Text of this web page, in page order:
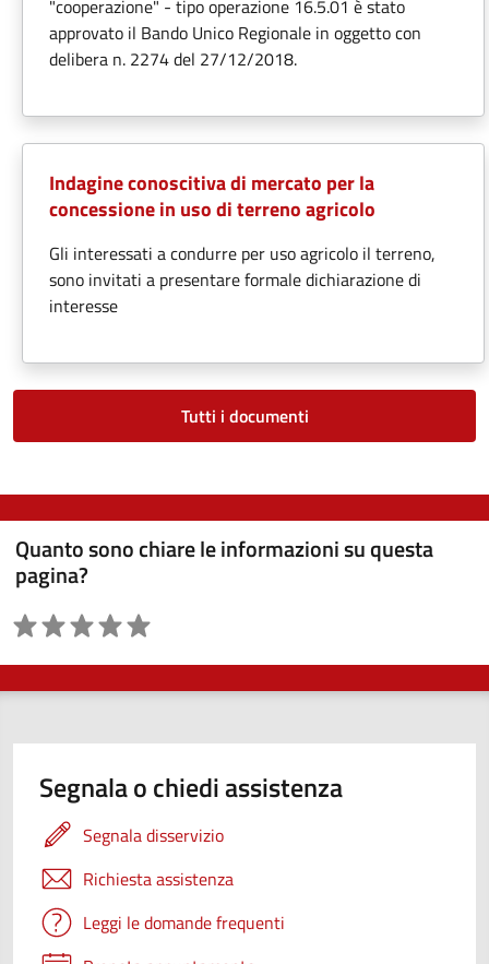
"cooperazione" - tipo operazione 16.5.01 è stato
approvato il Bando Unico Regionale in oggetto con
delibera n. 2274 del 27/12/2018.
Indagine conoscitiva di mercato per la
concessione in uso di terreno agricolo
Gli interessati a condurre per uso agricolo il terreno,
sono invitati a presentare formale dichiarazione di
interesse
Tutti i documenti
Quanto sono chiare le informazioni su questa
pagina?
Valutazione
Segnala o chiedi assistenza
Segnala disservizio
Richiesta assistenza
Leggi le domande frequenti